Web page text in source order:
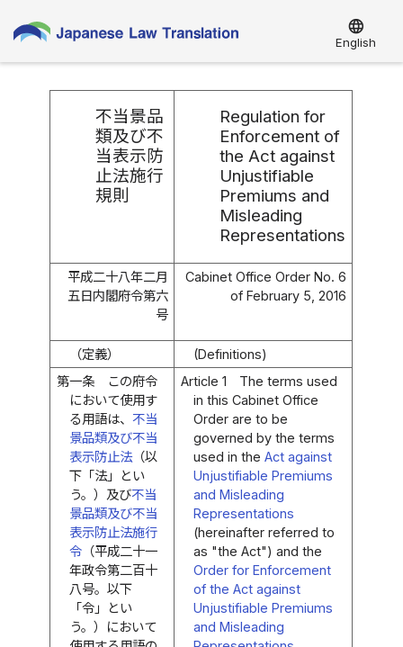
language
English
不当景品
類及び不
当表示防
止法施行
規則
Regulation for
Enforcement of
the Act against
Unjustifiable
Premiums and
Misleading
Representations
平成二十八年二月
五日内閣府令第六
号
Cabinet Office Order No. 6
of February 5, 2016
（定義）
(Definitions)
第一条
この府令
において使用す
る用語は、 不当
景品類及び不当
表示防止法（以
下「法」とい
う。）及び不当
景品類及び不当
表示防止法施行
令 （平成二十一
年政令第二百十
八号。以下
「令」とい
う。）において
Article 1
The terms used
in this Cabinet Office
Order are to be
governed by the terms
used in theAct against
Unjustifiable Premiums
and Misleading
Representations
(hereinafter referred to
as "the Act") and the
Order for Enforcement
of the Act against
Unjustifiable Premiums
and Misleading